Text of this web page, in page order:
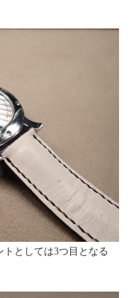
としては3つ目となる